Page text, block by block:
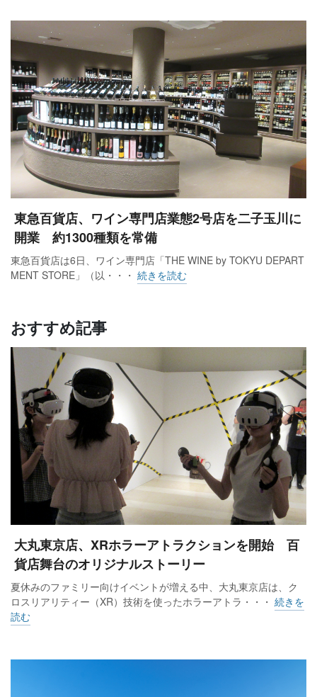
東急百貨店、ワイン専門店業態2号店を二子玉川に
開業 約1300種類を常備
東急百貨店は6日、ワイン専門店「THE WINE by TOKYU DEPART
MENT STORE」（以・・・ 続きを読む
おすすめ記事
大丸東京店、XRホラーアトラクションを開始 百
貨店舞台のオリジナルストーリー
夏休みのファミリー向けイベントが増える中、大丸東京店は、ク
ロスリアリティー（XR）技術を使ったホラーアトラ・・・ 続きを
読む